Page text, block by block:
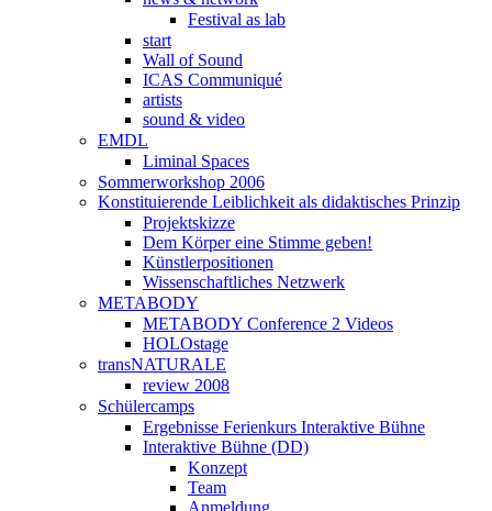
Festival as lab
start
Wall of Sound
ICAS Communiqué
artists
sound & video
EMDL
Liminal Spaces
Sommerworkshop 2006
Konstituierende Leiblichkeit als didaktisches Prinzip
Projektskizze
Dem Körper eine Stimme geben!
Künstlerpositionen
Wissenschaftliches Netzwerk
METABODY
METABODY Conference 2 Videos
HOLOstage
transNATURALE
review 2008
Schülercamps
Ergebnisse Ferienkurs Interaktive Bühne
Interaktive Bühne (DD)
Konzept
Team
Anmeldung